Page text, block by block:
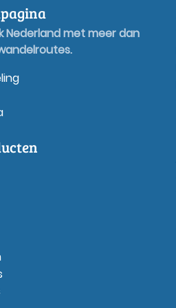
Nederland met meer dan